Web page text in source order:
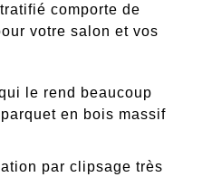
comporte de
votre salon et vos
le rend beaucoup
en bois massif
par clipsage très